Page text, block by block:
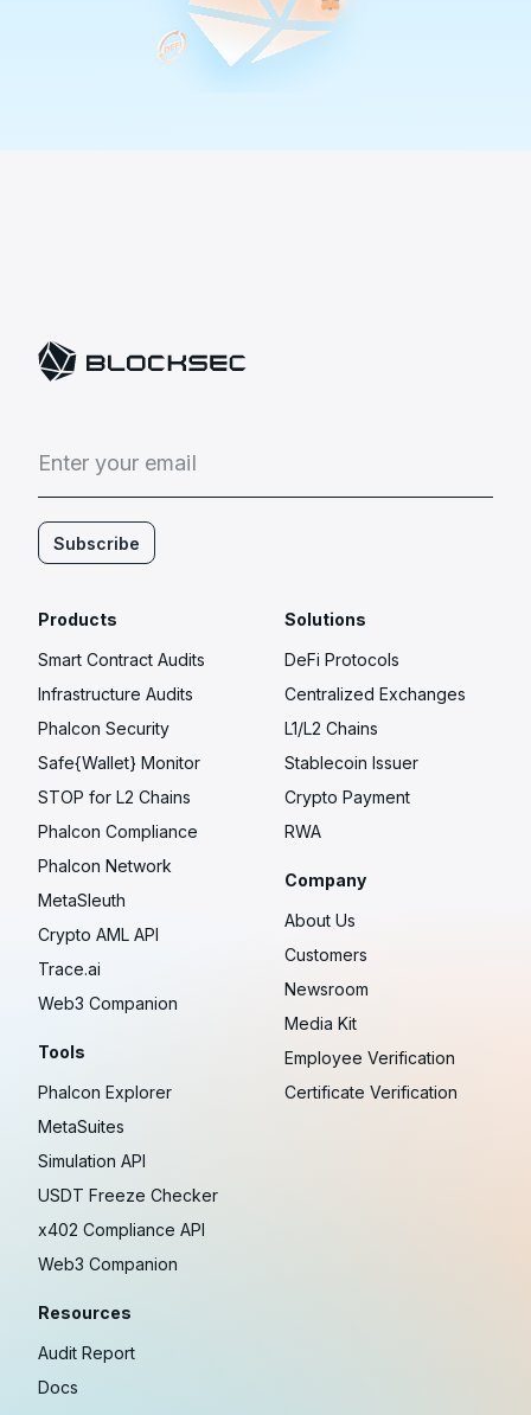
Enter your email
Subscribe
Products
Smart Contract Audits
Infrastructure Audits
Phalcon Security
Safe{Wallet} Monitor
STOP for L2 Chains
Phalcon Compliance
Phalcon Network
MetaSleuth
Crypto AML API
Trace.ai
Web3 Companion
Tools
Phalcon Explorer
MetaSuites
Simulation API
USDT Freeze Checker
x402 Compliance API
Web3 Companion
Resources
Audit Report
Docs
Solutions
DeFi Protocols
Centralized Exchanges
L1/L2 Chains
Stablecoin Issuer
Crypto Payment
RWA
Company
About Us
Customers
Newsroom
Media Kit
Employee Verification
Certificate Verification